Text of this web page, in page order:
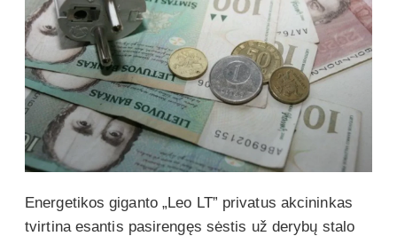
Energetikos giganto „Leo LT” privatus akcininkas
tvirtina esantis pasirengęs sėstis už derybų stalo